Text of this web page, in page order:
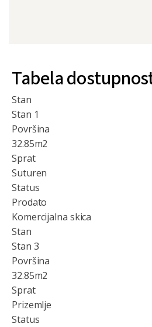
Tabela
Stan
Stan 1
Površina
32.85m2
Sprat
Suturen
Status
Prodato
Komercijalna skica
Stan
Stan 3
Površina
32.85m2
Sprat
Prizemlje
Status